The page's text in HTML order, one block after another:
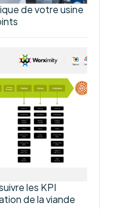
de votre usine
les KPI
de la viande